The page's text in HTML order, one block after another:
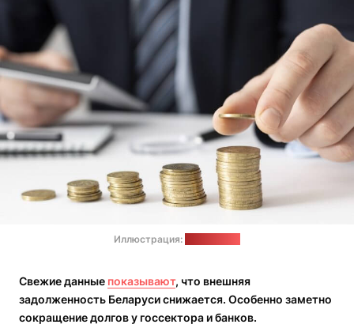
Иллюстрация:
Свежие данные показывают, что внешняя
задолженность Беларуси снижается. Особенно заметно
сокращение долгов у госсектора и банков.